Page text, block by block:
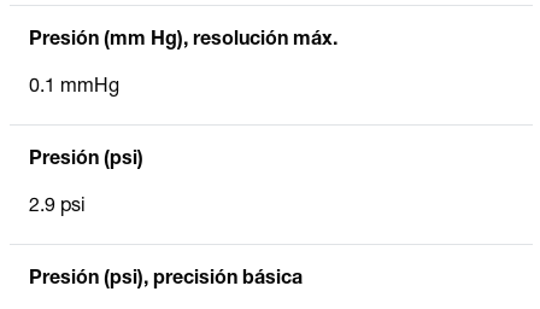
Presión (mm Hg), resolución máx.
0.1 mmHg
Presión (psi)
2.9 psi
Presión (psi), precisión básica